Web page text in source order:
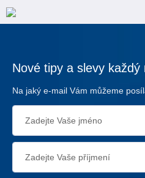
Nové tipy a slevy každý
Na jaký e-mail Vám můžeme